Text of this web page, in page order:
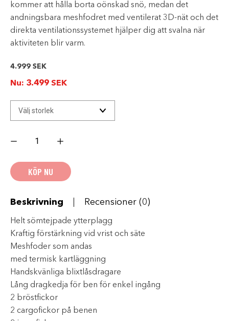
kommer att hålla borta oönskad snö, medan det
andningsbara meshfodret med ventilerat 3D-nät och det
direkta ventilationssystemet hjälper dig att svalna när
aktiviteten blir varm.
4.999 SEK
Nu: 3.499 SEK
Back-
Svart
wintersaleKÖP NU
Beskrivning Recensioner (0)
Helt sömtejpade ytterplagg
Kraftig förstärkning vid vrist och säte
Meshfoder som andas
med termisk kartläggning
Handskvänliga blixtlåsdragare
Lång dragkedja för ben för enkel ingång
2 bröstfickor
2 cargofickor på benen